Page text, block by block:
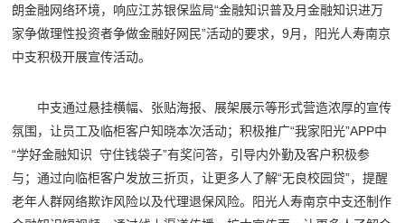
朗金融网络环境，响应江苏银保监局“金融知识普及月金融知识进万
家争做理性投资者争做金融好网民”活动的要求，9月，阳光人寿南京
中支积极开展宣传活动。
中支通过悬挂横幅、张贴海报、展架展示等形式营造浓厚的宣传
氛围，让员工及临柜客户知晓本次活动；积极推广“我家阳光”APP中
“学好金融知识 守住钱袋子”有奖问答，引导内外勤及客户积极参
与；通过向临柜客户发放三折页，让更多人了解“无良校园贷”，提醒
老年人群网络欺诈风险以及代理退保风险。阳光人寿南京中支还制作